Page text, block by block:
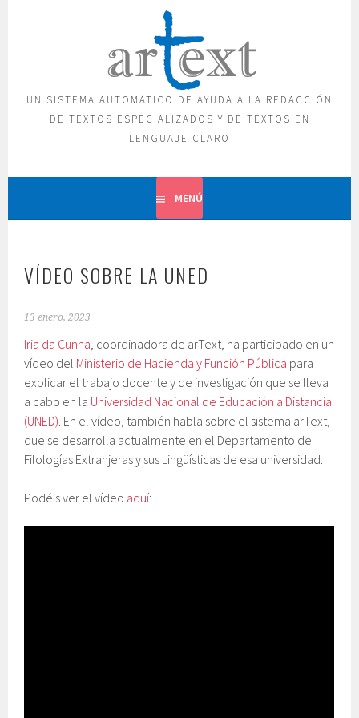
UN SISTEMA AUTOMÁTICO DE AYUDA A LA REDACCIÓN
DE TEXTOS ESPECIALIZADOS Y DE TEXTOS EN
LENGUAJE CLARO
MENÚ
VÍDEO SOBRE LA UNED
13 enero, 2023
Iria da Cunha, coordinadora de arText, ha participado en un
vídeo del Ministerio de Hacienda y Función Pública para
explicar el trabajo docente y de investigación que se lleva
a cabo en la Universidad Nacional de Educación a Distancia
(UNED). En el vídeo, también habla sobre el sistema arText,
que se desarrolla actualmente en el Departamento de
Filologías Extranjeras y sus Lingüísticas de esa universidad.
Podéis ver el vídeo aquí: